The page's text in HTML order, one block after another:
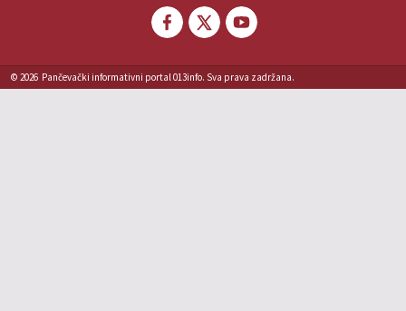
© 2026 Pančevački informativni portal 013info. Sva prava zadržana.